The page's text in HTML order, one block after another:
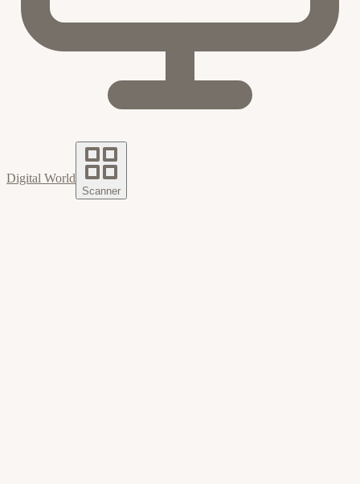
Digital World
Scanner